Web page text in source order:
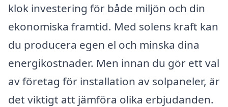
klok investering för både miljön och din
ekonomiska framtid. Med solens kraft kan
du producera egen el och minska dina
energikostnader. Men innan du gör ett val
av företag för installation av solpaneler, är
det viktigt att jämföra olika erbjudanden.